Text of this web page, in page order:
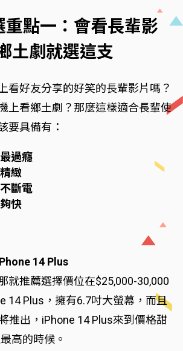
重點一：會看長輩影
土劇就選這支
看好友分享的好笑的長輩影片嗎？
上看鄉土劇？那麼這樣適合長輩使
要具備有：
過癮
緻
斷電
快
14 Plus
就推薦選擇價位在$25,000-30,000
14 Plus，擁有6.7吋大螢幕，而且
推出，iPhone 14 Plus來到價格甜
高的時候。